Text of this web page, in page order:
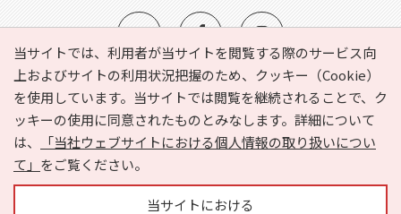
当サイトでは、利用者が当サイトを閲覧する際のサービス向
上およびサイトの利用状況把握のため、クッキー（Cookie）
を使用しています。当サイトでは閲覧を継続されることで、ク
ッキーの使用に同意されたものとみなします。詳細について
は、
「当社ウェブサイトにおける個人情報の取り扱いについ
て」 をご覧ください。
当サイトにおける
e-NAVITA（イーナビタ）とは？ お気に入り
ヘルプ
利用規約
個人情報の取り扱いについて
運営会社
サイトマップ
広告掲載に関するお問い合わせ